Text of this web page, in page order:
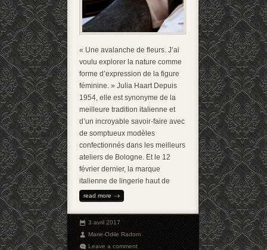
« Une avalanche de fleurs. J’ai
voulu explorer la nature comme
forme d’expression de la figure
féminine. » Julia Haart Depuis
1954, elle est synonyme de la
meilleure tradition italienne et
d’un incroyable savoir-faire avec
de somptueux modèles
confectionnés dans les meilleurs
ateliers de Bologne. Et le 12
février dernier, la marque
italienne de lingerie haut de
read more
3 avril 2017
Marie-Odile Radom
Leave a comment